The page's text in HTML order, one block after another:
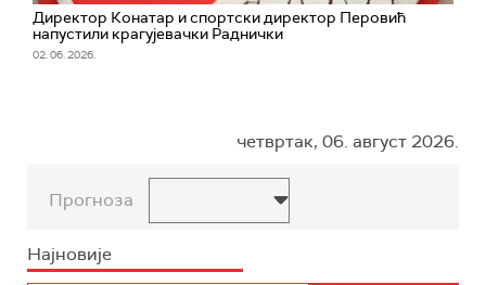
Директор Конатар и спортски директор Перовић
напустили крагујевачки Раднички
02. 06. 2026.
четвртак, 06. август 2026.
Прогноза
Најновије